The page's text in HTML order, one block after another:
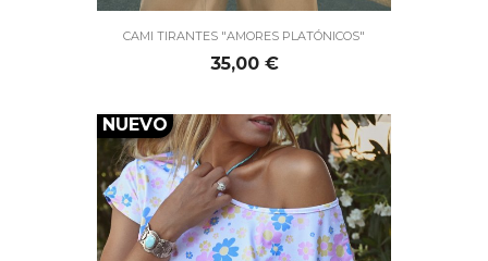
CAMI TIRANTES "AMORES PLATÓNICOS"
Precio
35,00 €
NUEVO